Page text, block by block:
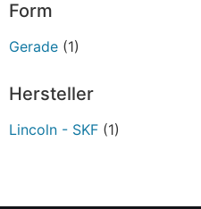
Form
Gerade (1)
Hersteller
Lincoln - SKF (1)